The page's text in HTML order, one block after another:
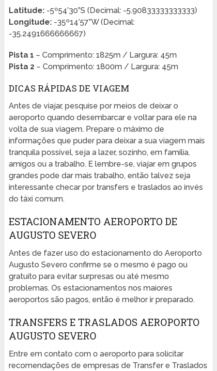
Latitude:-5º54’30”S (Decimal: -5.90833333333333)
Longitude:-35º14’57”W (Decimal:
-35.2491666666667)
Pista 1 – Comprimento: 1825m / Largura: 45m
Pista 2– Comprimento: 1800m / Largura: 45m
DICAS RÁPIDAS DE VIAGEM
Antes de viajar, pesquise por meios de deixar o
aeroporto quando desembarcar e voltar para ele na
volta de sua viagem. Prepare o máximo de
informações que puder para deixar a sua viagem mais
tranquila possível, seja a lazer, sozinho, em família,
amigos ou a trabalho. E lembre-se, viajar em grupos
grandes pode dar mais trabalho, então talvez seja
interessante checar por transfers e traslados ao invés
do táxi comum.
ESTACIONAMENTO AEROPORTO DE
AUGUSTO SEVERO
Antes de fazer uso do estacionamento do Aeroporto
Augusto Severo confirme se o mesmo é pago ou
gratuito para evitar surpresas ou até mesmo
problemas. Os estacionamentos nos maiores
aeroportos são pagos, então é melhor ir preparado.
TRANSFERS E TRASLADOS AEROPORTO
AUGUSTO SEVERO
Entre em contato com o aeroporto para solicitar
recomendações de empresas de Transfer e Traslados